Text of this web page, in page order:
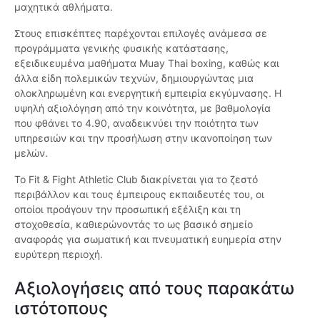
μαχητικά αθλήματα.
Στους επισκέπτες παρέχονται επιλογές ανάμεσα σε
προγράμματα γενικής φυσικής κατάστασης,
εξειδικευμένα μαθήματα Muay Thai boxing, καθώς και
άλλα είδη πολεμικών τεχνών, δημιουργώντας μια
ολοκληρωμένη και ενεργητική εμπειρία εκγύμνασης. Η
υψηλή αξιολόγηση από την κοινότητα, με βαθμολογία
που φθάνει το 4.90, αναδεικνύει την ποιότητα των
υπηρεσιών και την προσήλωση στην ικανοποίηση των
μελών.
Το Fit & Fight Athletic Club διακρίνεται για το ζεστό
περιβάλλον και τους έμπειρους εκπαιδευτές του, οι
οποίοι προάγουν την προσωπική εξέλιξη και τη
στοχοθεσία, καθιερώνοντάς το ως βασικό σημείο
αναφοράς για σωματική και πνευματική ευημερία στην
ευρύτερη περιοχή.
Αξιολογήσεις από τους παρακάτω
ιστότοπους